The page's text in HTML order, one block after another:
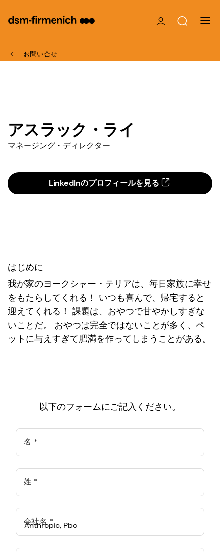
お問い合せ
アスラック・ライ
マネージング・ディレクター
LinkedInのプロフィールを見る
はじめに
我が家のヨークシャー・テリアは、毎日家族に幸せ
をもたらしてくれる！ いつも喜んで、帰宅すると
迎えてくれる！ 課題は、おやつで甘やかしすぎな
いことだ。 おやつは完全ではないことが多く、ペ
ットに与えすぎて肥満を作ってしまうことがある。
以下のフォームにご記入ください。
名
姓
会社名